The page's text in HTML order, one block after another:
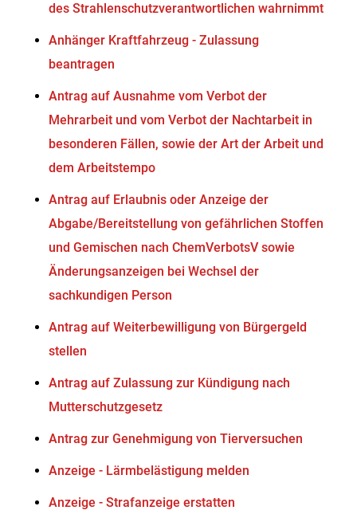
des Strahlenschutzverantwortlichen wahrnimmt
Anhänger Kraftfahrzeug - Zulassung
beantragen
Antrag auf Ausnahme vom Verbot der
Mehrarbeit und vom Verbot der Nachtarbeit in
besonderen Fällen, sowie der Art der Arbeit und
dem Arbeitstempo
Antrag auf Erlaubnis oder Anzeige der
Abgabe/Bereitstellung von gefährlichen Stoffen
und Gemischen nach ChemVerbotsV sowie
Änderungsanzeigen bei Wechsel der
sachkundigen Person
Antrag auf Weiterbewilligung von Bürgergeld
stellen
Antrag auf Zulassung zur Kündigung nach
Mutterschutzgesetz
Antrag zur Genehmigung von Tierversuchen
Anzeige - Lärmbelästigung melden
Anzeige - Strafanzeige erstatten